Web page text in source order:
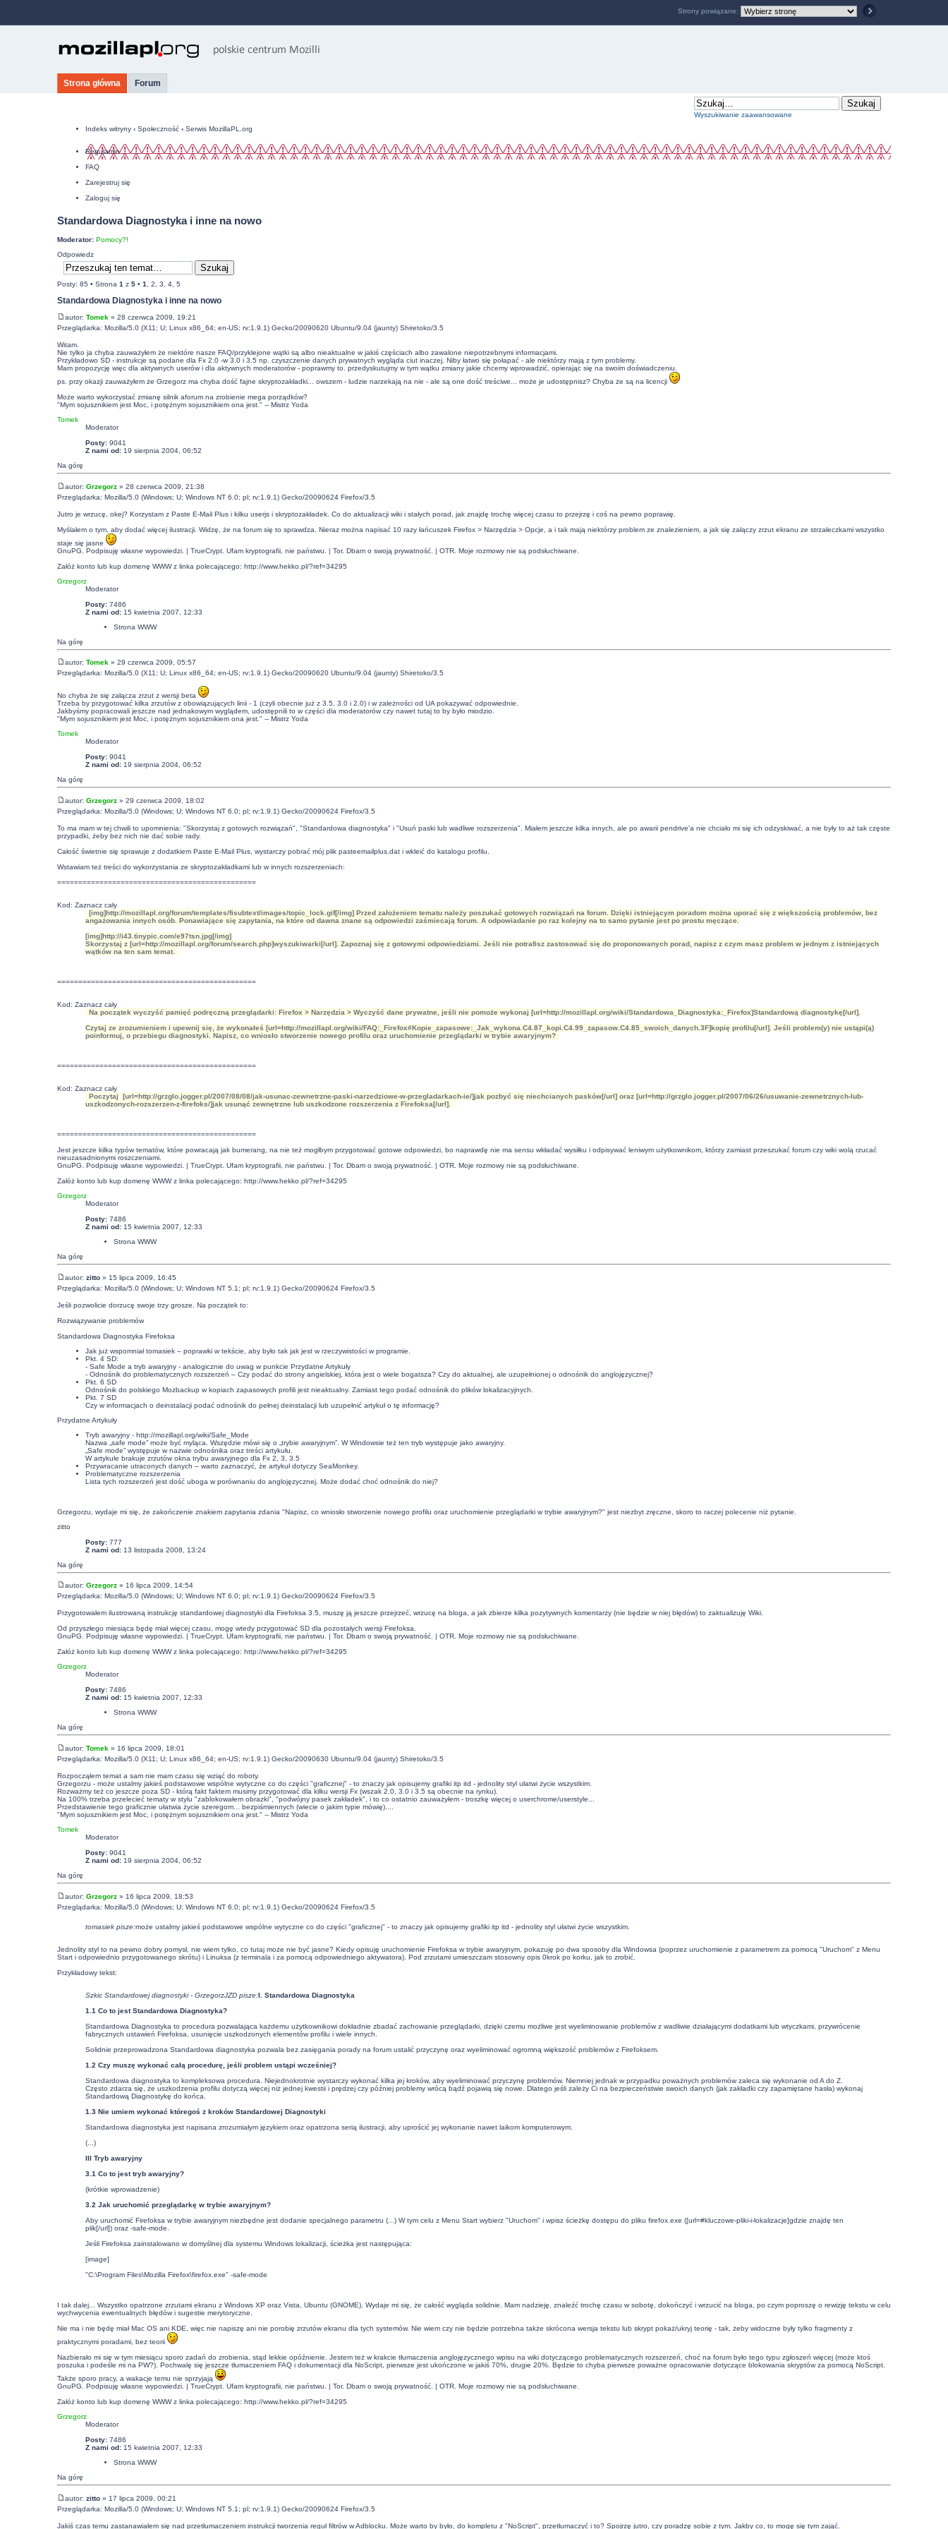
Strona główna Forum
Wyszukiwanie zaawansowane
Indeks witryny ‹ Społeczność ‹ Serwis MozillaPL.org
Regulamin
FAQ
Zarejestruj się
Zaloguj się
Standardowa Diagnostyka i inne na nowo
Moderator: Pomocy?!
Odpowiedz
Posty: 85 • Strona 1 z 5• 1 2 3 4, 5
Standardowa Diagnostyka i inne na nowo
autor: Tomek» 28 czerwca 2009, 19:21
Przeglądarka: Mozilla/5.0 (X11; U; Linux x86_64; en-US; rv:1.9.1) Gecko/20090620 Ubuntu/9.04 (jaunty) Shiretoko/3.5
Witam.
Nie tylko ja chyba zauważyłem że niektóre nasze FAQ/przyklejone wątki są albo nieaktualne w jakiś częściach albo zawalone niepotrzebnymi informacjami.
Przykładowo SD - instrukcje są podane dla Fx 2.0 -w 3.0 i 3.5 np. czyszczenie danych prywatnych wygląda ciut inaczej. Niby łatwo się połapać - ale niektórzy mają z tym problemy.
Mam propozycję więc dla aktywnych userów i dla aktywnych moderatorów - poprawmy to. przedyskutujmy w tym wątku zmiany jakie chcemy wprowadzić, opierając się na swoim doświadczeniu.
ps. przy okazji zauważyłem że Grzegorz ma chyba dość fajne skryptozakładki... owszem - ludzie narzekają na nie - ale są one dość treściwe... może je udostępnisz? Chyba że są na licencji
Może warto wykorzystać zmianę silnik aforum na zrobienie mega porządków?
"Mym sojusznikiem jest Moc, i potężnym sojusznikiem ona jest." -- Mistrz Yoda
Tomek
Moderator
Posty:9041
Z nami od:19 sierpnia 2004, 06:52
Na górę
autor: Grzegorz» 28 czerwca 2009, 21:38
Przeglądarka: Mozilla/5.0 (Windows; U; Windows NT 6.0; pl; rv:1.9.1) Gecko/20090624 Firefox/3.5
Jutro je wrzucę, okej? Korzystam z Paste E-Mail Plus i kilku userjs i skryptozakładek. Co do aktualizacji wiki i stałych porad, jak znajdę trochę więcej czasu to przejrzę i coś na pewno poprawię.
Myślałem o tym, aby dodać więcej ilustracji. Widzę, że na forum się to sprawdza. Nieraz można napisać 10 razy łańcuszek Firefox > Narzędzia > Opcje, a i tak mają niektórzy problem ze znalezieniem, a jak się załączy zrzut ekranu ze strzałeczkami wszystko
staje się jasne
GnuPG. Podpisuję własne wypowiedzi. | TrueCrypt. Ufam kryptografii, nie państwu. | Tor. Dbam o swoją prywatność. | OTR. Moje rozmowy nie są podsłuchiwane.
Załóż konto lub kup domenę WWW z linka polecającego: http://www.hekko.pl/?ref=34295
Grzegorz
Moderator
Posty:7486
Z nami od:15 kwietnia 2007, 12:33
Strona WWW
Na górę
autor: Tomek» 29 czerwca 2009, 05:57
Przeglądarka: Mozilla/5.0 (X11; U; Linux x86_64; en-US; rv:1.9.1) Gecko/20090620 Ubuntu/9.04 (jaunty) Shiretoko/3.5
No chyba że się załącza zrzut z wersji beta
Trzeba by przygotować kilka zrzutów z obowiązujących linii - 1 (czyli obecnie już z 3.5, 3.0 i 2.0) i w zależności od UA pokazywać odpowiednie.
Jakbyśmy popracowali jeszcze nad jednakowym wyglądem, udostępnili to w części dla moderatorów czy nawet tutaj to by było miodzio.
"Mym sojusznikiem jest Moc, i potężnym sojusznikiem ona jest." -- Mistrz Yoda
Tomek
Moderator
Posty:9041
Z nami od:19 sierpnia 2004, 06:52
Na górę
autor: Grzegorz» 29 czerwca 2009, 18:02
Przeglądarka: Mozilla/5.0 (Windows; U; Windows NT 6.0; pl; rv:1.9.1) Gecko/20090624 Firefox/3.5
To ma mam w tej chwili to upomnienia: "Skorzystaj z gotowych rozwiązań", "Standardowa diagnostyka" i "Usuń paski lub wadliwe rozszerzenia". Miałem jeszcze kilka innych, ale po awarii pendrive'a nie chciało mi się ich odzyskiwać, a nie były to aż tak częste
przypadki, żeby bez nich nie dać sobie rady.
Całość świetnie się sprawuje z dodatkiem Paste E-Mail Plus, wystarczy pobrać mój plik pasteemailplus.dati wkleić do katalogu profilu.
Wstawiam też treści do wykorzystania ze skryptozakładkami lub w innych rozszerzeniach:
===============================================
Kod: Zaznacz cały
[img]http://mozillapl.org/forum/templates/fisubtext/images/topic_lock.gif[/img] Przed założeniem tematu należy poszukać gotowych rozwiązań na forum. Dzięki istniejącym poradom można uporać się z większością problemów, bez
angażowania innych osób. Ponawiające się zapytania, na które od dawna znane są odpowiedzi zaśmiecają forum. A odpowiadanie po raz kolejny na to samo pytanie jest po prostu męczące.
[img]http://i43.tinypic.com/e97tsn.jpg[/img]
Skorzystaj z [url=http://mozillapl.org/forum/search.php]wyszukiwarki[/url]. Zapoznaj się z gotowymi odpowiedziami. Jeśli nie potrafisz zastosować się do proponowanych porad, napisz z czym masz problem w jednym z istniejących
wątków na ten sam temat.
===============================================
Kod: Zaznacz cały
Na początek wyczyść pamięć podręczną przeglądarki: Firefox > Narzędzia > Wyczyść dane prywatne, jeśli nie pomoże wykonaj [url=http://mozillapl.org/wiki/Standardowa_Diagnostyka:_Firefox]Standardową diagnostykę[/url].
Czytaj ze zrozumieniem i upewnij się, że wykonałeś [url=http://mozillapl.org/wiki/FAQ:_Firefox#Kopie_zapasowe:_Jak_wykona.C4.87_kopi.C4.99_zapasow.C4.85_swoich_danych.3F]kopię profilu[/url]. Jeśli problem(y) nie ustąpi(ą)
poinformuj, o przebiegu diagnostyki. Napisz, co wniosło stworzenie nowego profilu oraz uruchomienie przeglądarki w trybie awaryjnym?
===============================================
Kod: Zaznacz cały
Poczytaj [url=http://grzglo.jogger.pl/2007/08/08/jak-usunac-zewnetrzne-paski-narzedziowe-w-przegladarkach-ie/]jak pozbyć się niechcianych pasków[/url] oraz [url=http://grzglo.jogger.pl/2007/06/26/usuwanie-zewnetrznych-lub-
uszkodzonych-rozszerzen-z-firefoks/]jak usunąć zewnętrzne lub uszkodzone rozszerzenia z Firefoksa[/url].
===============================================
Jest jeszcze kilka typów tematów, które powracają jak bumerang, na nie też mogłbym przygotować gotowe odpowiedzi, bo naprawdę nie ma sensu wkładać wysiłku i odpisywać leniwym użytkownikom, którzy zamiast przeszukać forum czy wiki wolą rzucać
nieuzasadnionymi roszczeniami.
GnuPG. Podpisuję własne wypowiedzi. | TrueCrypt. Ufam kryptografii, nie państwu. | Tor. Dbam o swoją prywatność. | OTR. Moje rozmowy nie są podsłuchiwane.
Załóż konto lub kup domenę WWW z linka polecającego: http://www.hekko.pl/?ref=34295
Grzegorz
Moderator
Posty:7486
Z nami od:15 kwietnia 2007, 12:33
Strona WWW
Na górę
autor: zitto» 15 lipca 2009, 16:45
Przeglądarka: Mozilla/5.0 (Windows; U; Windows NT 5.1; pl; rv:1.9.1) Gecko/20090624 Firefox/3.5
Jeśli pozwolicie dorzucę swoje trzy grosze. Na początek to:
Rozwiązywanie problemów
Standardowa Diagnostyka Firefoksa
Jak już wspomniał tomasiek – poprawki w tekście, aby było tak jak jest w rzeczywistości w programie.
Pkt. 4 SD:
- Safe Mode a tryb awaryjny - analogicznie do uwag w punkcie Przydatne Artykuły
- Odnośnik do problematycznych rozszerzeń – Czy podać do strony angielskiej, która jest o wiele bogatsza? Czy do aktualnej, ale uzupełnionej o odnośnik do anglojęzycznej?
Pkt. 6 SD
Odnośnik do polskiego Mozbackup w kopiach zapasowych profilijest nieaktualny. Zamiast tego podać odnośnik do plików lokalizacyjnych
Pkt. 7 SD
Czy w informacjach o deinstalacji podać odnośnik do pełnej deinstalacjilub uzupełnić artykuł o tę informację?
Przydatne Artykuły
Tryb awaryjny - http://mozillapl.org/wiki/Safe_Mode
Nazwa „safe mode” może być myląca. Wszędzie mówi się o „trybie awaryjnym”. W Windowsie też ten tryb występuje jako awaryjny.
„Safe mode” występuje w nazwie odnośnika oraz treści artykułu.
W artykule brakuje zrzutów okna trybu awaryjnego dla Fx 2, 3, 3.5
Przywracanie utraconych danych – warto zaznaczyć, że artykuł dotyczy SeaMonkey.
Problematyczne rozszerzenia
Lista tych rozszerzeń jest dość uboga w porównaniu do anglojęzycznej. Może dodać choć odnośnik do niej?
Grzegorzu, wydaje mi się, że zakończenie znakiem zapytania zdania "Napisz, co wniosło stworzenie nowego profilu oraz uruchomienie przeglądarki w trybie awaryjnym?" jest niezbyt zręczne, skoro to raczej polecenie niż pytanie.
zitto
Posty:777
Z nami od:13 listopada 2008, 13:24
Na górę
autor: Grzegorz» 16 lipca 2009, 14:54
Przeglądarka: Mozilla/5.0 (Windows; U; Windows NT 6.0; pl; rv:1.9.1) Gecko/20090624 Firefox/3.5
Przygotowałem ilustrowaną instrukcję standardowej diagnostyki dla Firefoksa 3.5, muszę ją jeszcze przejrzeć, wrzucę na bloga, a jak zbierze kilka pozytywnych komentarzy (nie będzie w niej błędów) to zaktualizuję Wiki.
Od przyszłego miesiąca będę miał więcej czasu, mogę wtedy przygotować SD dla pozostałych wersji Firefoksa.
GnuPG. Podpisuję własne wypowiedzi. | TrueCrypt. Ufam kryptografii, nie państwu. | Tor. Dbam o swoją prywatność. | OTR. Moje rozmowy nie są podsłuchiwane.
Załóż konto lub kup domenę WWW z linka polecającego: http://www.hekko.pl/?ref=34295
Grzegorz
Moderator
Posty:7486
Z nami od:15 kwietnia 2007, 12:33
Strona WWW
Na górę
autor: Tomek» 16 lipca 2009, 18:01
Przeglądarka: Mozilla/5.0 (X11; U; Linux x86_64; en-US; rv:1.9.1) Gecko/20090630 Ubuntu/9.04 (jaunty) Shiretoko/3.5
Rozpocząłem temat a sam nie mam czasu się wziąć do roboty.
Grzegorzu - może ustalmy jakieś podstawowe wspólne wytyczne co do części "graficznej" - to znaczy jak opisujemy grafiki itp itd - jednolity styl ułatwi życie wszystkim.
Rozważmy też co jeszcze poza SD - którą fakt faktem musimy przygotować dla kilku wersji Fx (wszak 2.0, 3.0 i 3.5 są obecnie na rynku).
Na 100% trzeba przelecieć tematy w stylu "zablokowałem obrazki", "podwójny pasek zakładek", i to co ostatnio zauważyłem - troszkę więcej o userchrome/userstyle...
Przedstawienie tego graficznie ułatwia życie szeregom... bezpiśmiennych (wiecie o jakim typie mówię)....
"Mym sojusznikiem jest Moc, i potężnym sojusznikiem ona jest." -- Mistrz Yoda
Tomek
Moderator
Posty:9041
Z nami od:19 sierpnia 2004, 06:52
Na górę
autor: Grzegorz» 16 lipca 2009, 18:53
Przeglądarka: Mozilla/5.0 (Windows; U; Windows NT 6.0; pl; rv:1.9.1) Gecko/20090624 Firefox/3.5
tomasiek pisze:może ustalmy jakieś podstawowe wspólne wytyczne co do części "graficznej" - to znaczy jak opisujemy grafiki itp itd - jednolity styl ułatwi życie wszystkim.
Jednolity styl to na pewno dobry pomysł, nie wiem tylko, co tutaj może nie być jasne? Kiedy opisuję uruchomienie Firefoksa w trybie awaryjnym, pokazuję po dwa sposoby dla Windowsa (poprzez uruchomienie z parametrem za pomocą "Uruchom" z Menu
Start i odpowiednio przygotowanego skrótu) i Linuksa (z terminala i za pomocą odpowiedniego aktywatora). Pod zrzutami umieszczam stosowny opis 0krok po korku, jak to zrobić.
Przykładowy tekst:
Szkic Standardowej diagnostyki - GrzegorzJZD pisze:I. Standardowa Diagnostyka
1.1 Co to jest Standardowa Diagnostyka?
Standardowa Diagnostyka to procedura pozwalająca każdemu użytkownikowi dokładnie zbadać zachowanie przeglądarki, dzięki czemu możliwe jest wyeliminowanie problemów z wadliwie działającymi dodatkami lub wtyczkami, przywrócenie
fabrycznych ustawień Firefoksa, usunięcie uszkodzonych elementów profilu i wiele innych.
Solidnie przeprowadzona Standardowa diagnostyka pozwala bez zasięgania porady na forum ustalić przyczynę oraz wyeliminować ogromną większość problemów z Firefoksem.
1.2 Czy muszę wykonać całą procedurę, jeśli problem ustąpi wcześniej?
Standardowa diagnostyka to kompleksowa procedura. Niejednokrotnie wystarczy wykonać kilka jej kroków, aby wyeliminować przyczynę problemów. Niemniej jednak w przypadku poważnych problemów zaleca się wykonanie od A do Z.
Często zdarza się, że uszkodzenia profilu dotyczą więcej niż jednej kwestii i prędzej czy później problemy wrócą bądź pojawią się nowe. Dlatego jeśli zależy Ci na bezpieczeństwie swoich danych (jak zakładki czy zapamiętane hasła) wykonaj
Standardową Diagnostykę do końca.
1.3 Nie umiem wykonać któregoś z kroków Standardowej Diagnostyki
Standardowa diagnostyka jest napisana zrozumiałym językiem oraz opatrzona serią ilustracji, aby uprościć jej wykonanie nawet laikom komputerowym.
(...)
III Tryb awaryjny
3.1 Co to jest tryb awaryjny?
(krótkie wprowadzenie)
3.2 Jak uruchomić przeglądarkę w trybie awaryjnym?
Aby uruchomić Firefoksa w trybie awaryjnym niezbędne jest dodanie specjalnego parametru (...) W tym celu z Menu Start wybierz "Uruchom" i wpisz ścieżkę dostępu do pliku firefox.exe ([url=#kluczowe-pliki-i-lokalizacje]gdzie znajdę ten
plik[/url]) oraz -safe-mode.
Jeśli Firefoksa zainstalowano w domyślnej dla systemu Windows lokalizacji, ścieżka jest następująca:
[image]
"C:\Program Files\Mozilla Firefox\firefox.exe" -safe-mode
I tak dalej... Wszystko opatrzone zrzutami ekranu z Windows XP oraz Vista, Ubuntu (GNOME). Wydaje mi się, że całość wygląda solidnie. Mam nadzieję, znaleźć trochę czasu w sobotę, dokończyć i wrzucić na bloga, po czym poproszę o rewizję tekstu w celu
wychwycenia ewentualnych błędów i sugestie merytoryczne.
Nie ma i nie będę miał Mac OS ani KDE, więc nie napiszę ani nie porobię zrzutów ekranu dla tych systemów. Nie wiem czy nie będzie potrzebna także skrócona wersja tekstu lub skrypt pokaż/ukryj teorię - tak, żeby widoczne były tylko fragmenty z
praktycznymi poradami, bez teorii
Nazbierało mi się w tym miesiącu sporo zadań do zrobienia, stąd lekkie opóźnienie. Jestem też w krakcie tłumaczenia anglojęzycznego wpisu na wiki dotyczącego problematycznych rozszerzeń, choć na forum było tego typu zgłoszeń więcej (może ktoś
poszuka i podeśle mi na PW?). Pochwalę się jeszcze tłumaczeniem FAQ i dokumentacji dla NoScript, pierwsze jest ukończone w jakiś 70%, drugie 20%. Będzie to chyba pierwsze poważne opracowanie dotyczące blokowania skryptów za pomocą NoScript.
Także sporo pracy, a wakacje temu nie sprzyjają
GnuPG. Podpisuję własne wypowiedzi. | TrueCrypt. Ufam kryptografii, nie państwu. | Tor. Dbam o swoją prywatność. | OTR. Moje rozmowy nie są podsłuchiwane.
Załóż konto lub kup domenę WWW z linka polecającego: http://www.hekko.pl/?ref=34295
Grzegorz
Moderator
Posty:7486
Z nami od:15 kwietnia 2007, 12:33
Strona WWW
Na górę
autor: zitto» 17 lipca 2009, 00:21
Przeglądarka: Mozilla/5.0 (Windows; U; Windows NT 5.1; pl; rv:1.9.1) Gecko/20090624 Firefox/3.5
Jakiś czas temu zastanawiałem się nad przetłumaczeniem instrukcji tworzenia reguł filtrów w Adblocku. Może warto by było, do kompletu z "NoScript", przetłumaczyć i to? Spojrzę jutro, czy poradzę sobie z tym. Jakby co, to mogę się tym zająć.
Strony powiązane: